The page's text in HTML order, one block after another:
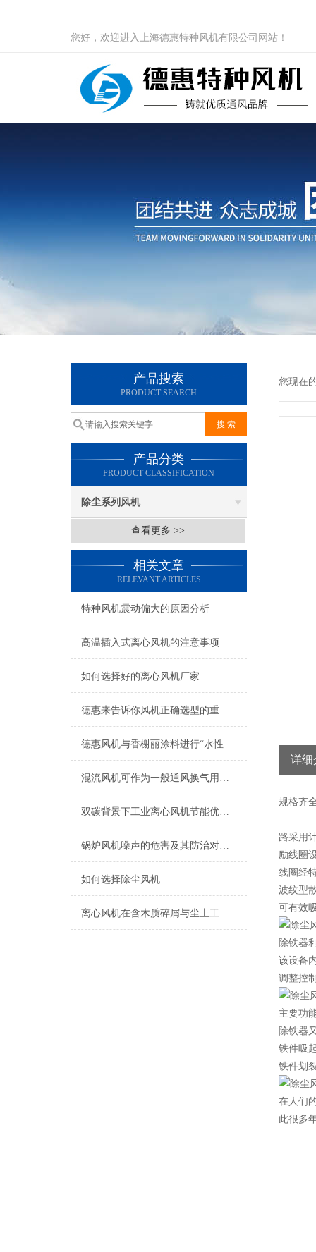
您好，欢迎进入上海德惠特种风机有限公司网站！
产品搜索
PRODUCT SEARCH
产品分类
PRODUCT CLASSIFICATION
除尘系列风机
查看更多 >>
相关文章
RELEVANT ARTICLES
特种风机震动偏大的原因分析
高温插入式离心风机的注意事项
如何选择好的离心风机厂家
德惠来告诉你风机正确选型的重要性
德惠风机与香榭丽涂料进行“水性工业漆专业涂装系统解决方案”技术研讨
混流风机可作为一般通风换气用，使用条件有以下几点
双碳背景下工业离心风机节能优化关键技术与应用
锅炉风机噪声的危害及其防治对策初探
如何选择除尘风机
离心风机在含木质碎屑与尘土工况下的高效应用解析
您现在
详细
规格齐
路采用
励线圈
线圈经
波纹型
可有效
除铁器
该设备
调整控
主要功
除铁器
铁件吸
铁件划
在人们
此很多